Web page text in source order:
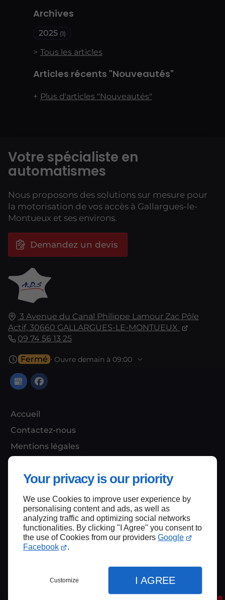
Your privacy is our priority
We use Cookies to improve user experience by
personalising content and ads, as well as
analyzing traffic and optimizing social networks
functionalities. By clicking "I Agree" you consent to
the use of Cookies from our providers Google
Facebook
.
Customize I AGREE
Archives
2025 (1)
Tous les articles
Articles récents "Nouveautés"
Plus d'articles "Nouveautés"
3 Avenue du Canal Philippe Lamour Zac Pôle
Actif, 30660 GALLARGUES-LE-MONTUEUX
09 74 56 13 25
Fermé ⋅ Ouvre demain à 09:00
Accueil
Contactez-nous
Mentions légales
Votre spécialiste en
automatismes
Nous proposons des solutions sur mesure pour
la motorisation de vos accès à Gallargues-le-
Montueux et ses environs.
Demandez un devis
Haut de page